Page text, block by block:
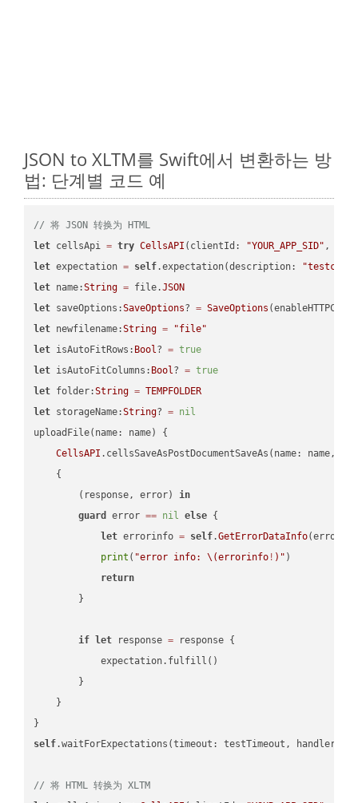
JSON to XLTM를 Swift에서 변환하는 방
법: 단계별 코드 예
// 将 JSON 转换为 HTML
let cellsApi = try CellsAPI (clientId: "YOUR_APP_SID" ,
let expectation = self.expectation(description:
let name:String = file.JSON
let saveOptions:SaveOptions? = SaveOptions
let newfilename:String =
"file"
let isAutoFitRows: Bool? = true
let isAutoFitColumns: Bool? = true
let folder:String = TEMPFOLDER
let storageName:String? = nil
uploadFile(name: name) {
CellsAPI .cellsSaveAsPostDocumentSaveAs(name:
    {
        (response, error)
in
guard
error == nil else {
let errorinfo = self.GetErrorDataInfo(error:
print ( "error info: \(errorinfo ! ) " )
return
        }
if let response = response {
            expectation.fulfill()
        }
    }
self.waitForExpectations(timeout: testTimeout, handler:
// 将 HTML 转换为 XLTM